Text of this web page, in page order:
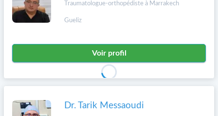
Traumatologue-orthopédiste à Marrakech
Gueliz
Voir profil
Dr. Tarik Messaoudi